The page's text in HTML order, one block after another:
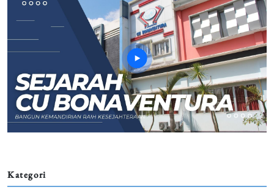
Kategori